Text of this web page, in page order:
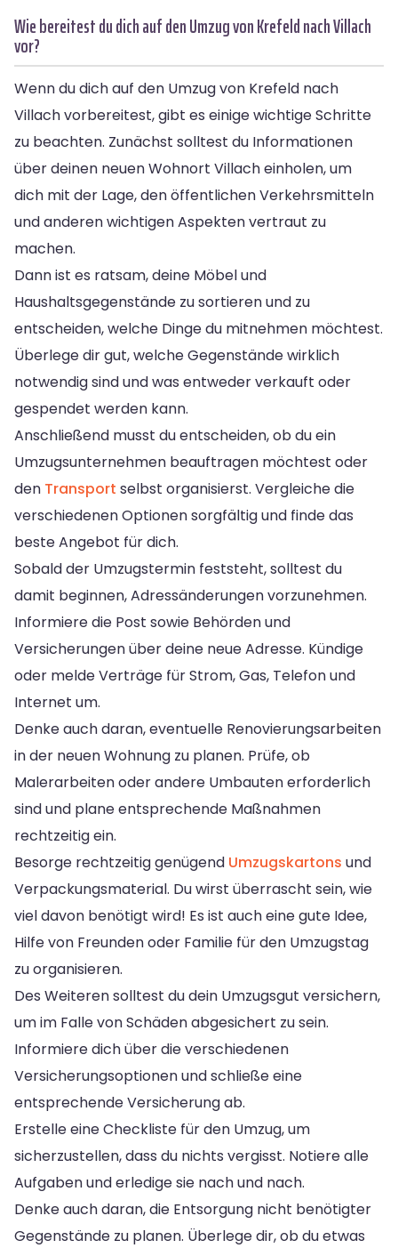
Wie bereitest du dich auf den Umzug von Krefeld nach Villach
vor?
Wenn du dich auf den Umzug von Krefeld nach
Villach vorbereitest, gibt es einige wichtige Schritte
zu beachten. Zunächst solltest du Informationen
über deinen neuen Wohnort Villach einholen, um
dich mit der Lage, den öffentlichen Verkehrsmitteln
und anderen wichtigen Aspekten vertraut zu
machen.
Dann ist es ratsam, deine Möbel und
Haushaltsgegenstände zu sortieren und zu
entscheiden, welche Dinge du mitnehmen möchtest.
Überlege dir gut, welche Gegenstände wirklich
notwendig sind und was entweder verkauft oder
gespendet werden kann.
Anschließend musst du entscheiden, ob du ein
Umzugsunternehmen beauftragen möchtest oder
den Transport selbst organisierst. Vergleiche die
verschiedenen Optionen sorgfältig und finde das
beste Angebot für dich.
Sobald der Umzugstermin feststeht, solltest du
damit beginnen, Adressänderungen vorzunehmen.
Informiere die Post sowie Behörden und
Versicherungen über deine neue Adresse. Kündige
oder melde Verträge für Strom, Gas, Telefon und
Internet um.
Denke auch daran, eventuelle Renovierungsarbeiten
in der neuen Wohnung zu planen. Prüfe, ob
Malerarbeiten oder andere Umbauten erforderlich
sind und plane entsprechende Maßnahmen
rechtzeitig ein.
Besorge rechtzeitig genügend Umzugskartons und
Verpackungsmaterial. Du wirst überrascht sein, wie
viel davon benötigt wird! Es ist auch eine gute Idee,
Hilfe von Freunden oder Familie für den Umzugstag
zu organisieren.
Des Weiteren solltest du dein Umzugsgut versichern,
um im Falle von Schäden abgesichert zu sein.
Informiere dich über die verschiedenen
Versicherungsoptionen und schließe eine
entsprechende Versicherung ab.
Erstelle eine Checkliste für den Umzug, um
sicherzustellen, dass du nichts vergisst. Notiere alle
Aufgaben und erledige sie nach und nach.
Denke auch daran, die Entsorgung nicht benötigter
Gegenstände zu planen. Überlege dir, ob du etwas